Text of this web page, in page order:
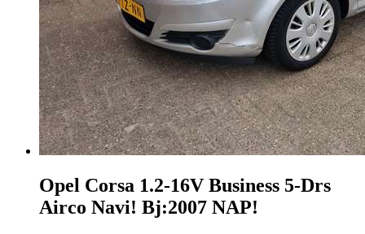
Opel Corsa 1.2-16V Business 5-Drs
Airco Navi! Bj:2007 NAP!